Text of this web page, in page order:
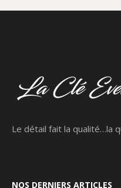
Le détail fait la qualité…la
NOS DERNIERS ARTICLES